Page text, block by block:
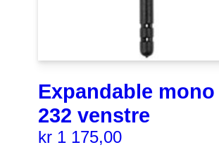
Expandable
232 venstre
kr 1 175,00